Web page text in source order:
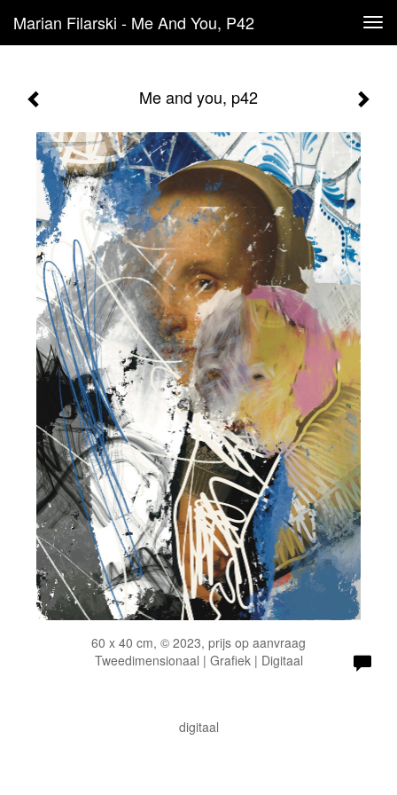
Marian Filarski - Me And You, P42
Me and you, p42
60 x 40 cm, © 2023, prijs op aanvraag
Tweedimensionaal | Grafiek | Digitaal
digitaal